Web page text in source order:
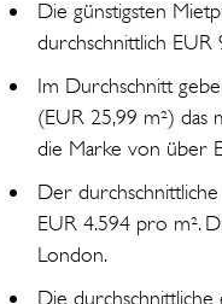
Die günstigsten
durchschnittlich EUR
Im Durchschnitt
(EUR 25,99 m²)
die Marke von über
Der
EUR 4.594 pro m².
London.
Die